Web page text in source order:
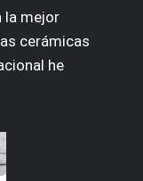
la mejor
cerámicas
he